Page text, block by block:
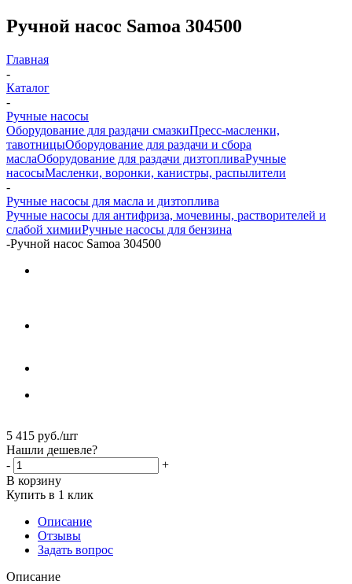
Ручной насос Samoa 304500
Главная
-
Каталог
-
Ручные насосы
Оборудование для раздачи смазкиПресс-масленки,
тавотницыОборудование для раздачи и сбора
маслаОборудование для раздачи дизтопливаРучные
насосыМасленки, воронки, канистры, распылители
-
Ручные насосы для масла и дизтоплива
Ручные насосы для антифриза, мочевины, растворителей и
слабой химииРучные насосы для бензина
-Ручной насос Samoa 304500
5 415 руб./шт
Нашли дешевле?
-
+
В корзину
Купить в 1 клик
Описание
Отзывы
Задать вопрос
Описание